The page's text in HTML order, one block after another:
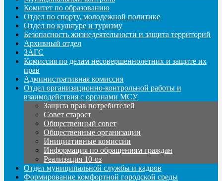
Комитет по образованию
Отдел по спорту, молодежной политике
Отдел по культуре и туризму
Безопасность жизнедеятельности и защита территорий
Архивный отдел
ЗАГС
Комиссия по делам несовершеннолетних и защите их
прав
Административная комиссия
Отдел организационно-контрольной работы и
взаимодействия с органами МСУ
Защита прав потребителей
Совет старост
Общественный совет
Общественные организации
Инициативные комиссии
Информация по обращениям граждан
Реализация 10-оз
Отдел муниципальной службы и кадров
Формирование комфортной городской среды